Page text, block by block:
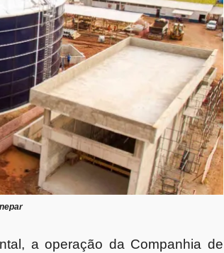
a operação da Companhia de